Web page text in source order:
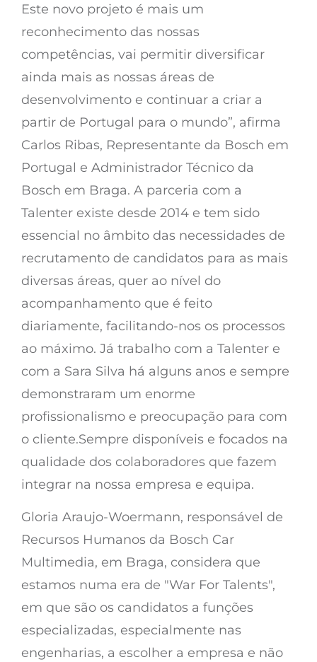
Este novo projeto é mais um
reconhecimento das nossas
competências, vai permitir diversificar
ainda mais as nossas áreas de
desenvolvimento e continuar a criar a
partir de Portugal para o mundo”, afirma
Carlos Ribas, Representante da Bosch em
Portugal e Administrador Técnico da
Bosch em Braga. A parceria com a
Talenter existe desde 2014 e tem sido
essencial no âmbito das necessidades de
recrutamento de candidatos para as mais
diversas áreas, quer ao nível do
acompanhamento que é feito
diariamente, facilitando-nos os processos
ao máximo. Já trabalho com a Talenter e
com a Sara Silva há alguns anos e sempre
demonstraram um enorme
profissionalismo e preocupação para com
o cliente.Sempre disponíveis e focados na
qualidade dos colaboradores que fazem
integrar na nossa empresa e equipa.
Gloria Araujo-Woermann, responsável de
Recursos Humanos da Bosch Car
Multimedia, em Braga, considera que
estamos numa era de "War For Talents",
em que são os candidatos a funções
especializadas, especialmente nas
engenharias, a escolher a empresa e não